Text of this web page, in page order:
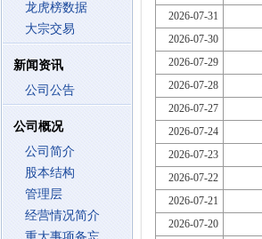
龙虎榜数据
大宗交易
新闻资讯
公司公告
公司概况
公司简介
股本结构
管理层
经营情况简介
2026-07-31
2026-07-30
2026-07-29
2026-07-28
2026-07-27
2026-07-24
2026-07-23
2026-07-22
2026-07-21
2026-07-20